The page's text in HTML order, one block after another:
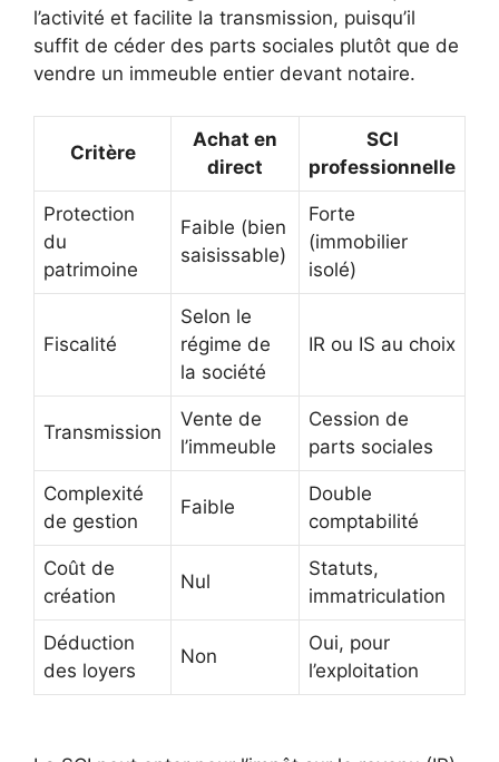
l’activité et facilite la transmission, puisqu’il
suffit de céder des parts sociales plutôt que de
vendre un immeuble entier devant notaire.
Critère
Achat en
direct
SCI
professionnelle
Protection
du
patrimoine
Faible (bien
saisissable)
Forte
(immobilier
isolé)
Fiscalité
Selon le
régime de
la société
IR ou IS au choix
Transmission
Vente de
l’immeuble
Cession de
parts sociales
Complexité
de gestion
Faible
Double
comptabilité
Coût de
création
Nul
Statuts,
immatriculation
Déduction
des loyers
Non
Oui, pour
l’exploitation